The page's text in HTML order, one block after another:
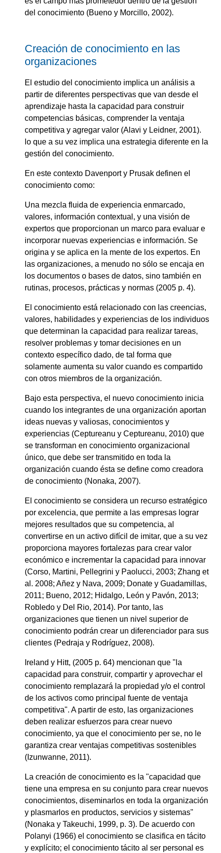
del conocimiento (Bueno y Morcillo, 2002).
Creación de conocimiento en las
organizaciones
El estudio del conocimiento implica un análisis a
partir de diferentes perspectivas que van desde el
aprendizaje hasta la capacidad para construir
competencias básicas, comprender la ventaja
competitiva y agregar valor (Alavi y Leidner, 2001).
lo que a su vez implica una estrategia diferente en la
gestión del conocimiento.
En este contexto Davenport y Prusak definen el
conocimiento como:
Una mezcla fluida de experiencia enmarcado,
valores, información contextual, y una visión de
expertos que proporcionan un marco para evaluar e
incorporar nuevas experiencias e información. Se
origina y se aplica en la mente de los expertos. En
las organizaciones, a menudo no sólo se encaja en
los documentos o bases de datos, sino también en
rutinas, procesos, prácticas y normas (2005 p. 4).
El conocimiento está relacionado con las creencias,
valores, habilidades y experiencias de los individuos
que determinan la capacidad para realizar tareas,
resolver problemas y tomar decisiones en un
contexto específico dado, de tal forma que
solamente aumenta su valor cuando es compartido
con otros miembros de la organización.
Bajo esta perspectiva, el nuevo conocimiento inicia
cuando los integrantes de una organización aportan
ideas nuevas y valiosas, conocimientos y
experiencias (Ceptureanu y Ceptureanu, 2010) que
se transforman en conocimiento organizacional
único, que debe ser transmitido en toda la
organización cuando ésta se define como creadora
de conocimiento (Nonaka, 2007).
El conocimiento se considera un recurso estratégico
por excelencia, que permite a las empresas lograr
mejores resultados que su competencia, al
convertirse en un activo difícil de imitar, que a su vez
proporciona mayores fortalezas para crear valor
económico e incrementar la capacidad para innovar
(Corso, Martini, Pellegrini y Paolucci, 2003; Zhang et
al. 2008; Añez y Nava, 2009; Donate y Guadamillas,
2011; Bueno, 2012; Hidalgo, León y Pavón, 2013;
Robledo y Del Rio, 2014). Por tanto, las
organizaciones que tienen un nivel superior de
conocimiento podrán crear un diferenciador para sus
clientes (Pedraja y Rodríguez, 2008).
Ireland y Hitt, (2005 p. 64) mencionan que "la
capacidad para construir, compartir y aprovechar el
conocimiento remplazará la propiedad y/o el control
de los activos como principal fuente de ventaja
competitiva". A partir de esto, las organizaciones
deben realizar esfuerzos para crear nuevo
conocimiento, ya que el conocimiento per se, no le
garantiza crear ventajas competitivas sostenibles
(Izunwanne, 2011).
La creación de conocimiento es la "capacidad que
tiene una empresa en su conjunto para crear nuevos
conocimientos, diseminarlos en toda la organización
y plasmarlos en productos, servicios y sistemas"
(Nonaka y Takeuchi, 1999, p. 3). De acuerdo con
Polanyi (1966) el conocimiento se clasifica en tácito
y explícito; el conocimiento tácito al ser personal es